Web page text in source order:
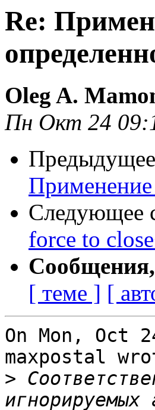
Re:
Oleg A.
Пн Окт 24
Применение
Следующее
force to
[ теме ] [
On Mon, Oct
maxpostal
>